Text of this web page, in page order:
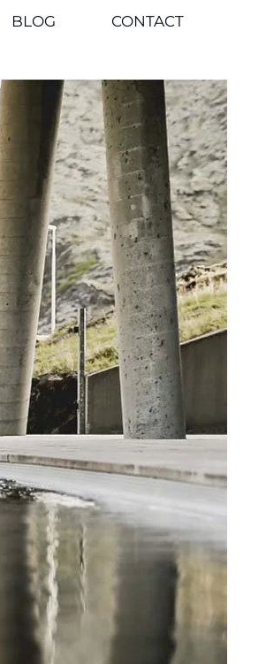
BLOG CONTACT